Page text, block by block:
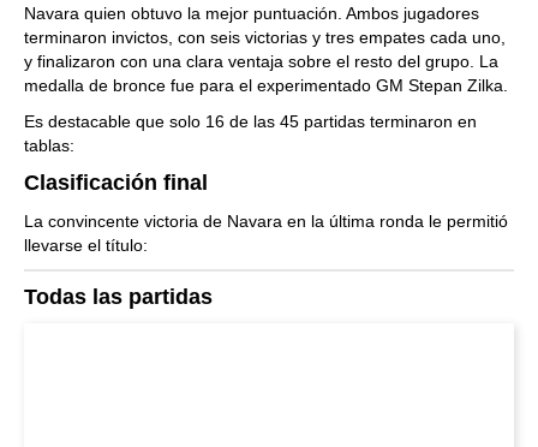
Navara quien obtuvo la mejor puntuación. Ambos jugadores
terminaron invictos, con seis victorias y tres empates cada uno,
y finalizaron con una clara ventaja sobre el resto del grupo. La
medalla de bronce fue para el experimentado GM Stepan Zilka.
Es destacable que solo 16 de las 45 partidas terminaron en
tablas:
Clasificación final
La convincente victoria de Navara en la última ronda le permitió
llevarse el título:
Todas las partidas